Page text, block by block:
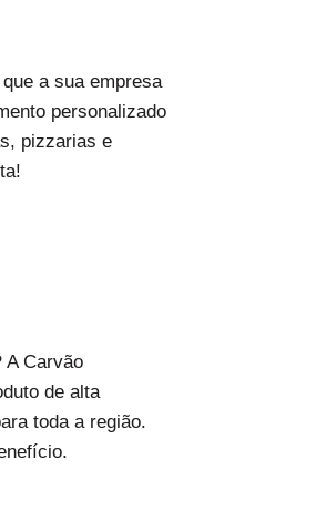
a sua empresa
personalizado
pizzarias e
A Carvão
de alta
toda a região.